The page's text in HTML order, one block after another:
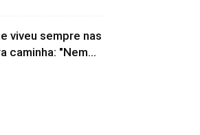
viveu sempre nas
caminha: "Nem...